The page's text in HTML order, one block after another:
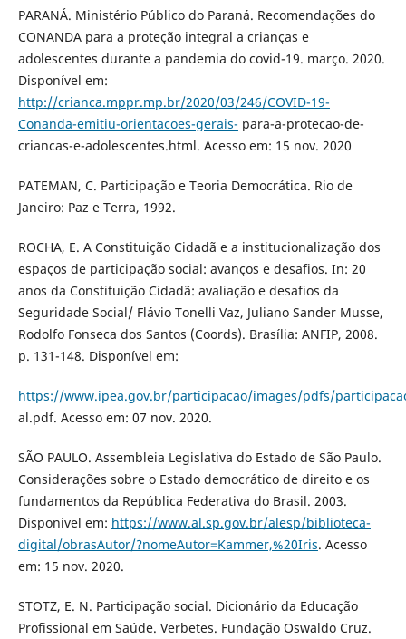
PARANÁ. Ministério Público do Paraná. Recomendações do
CONANDA para a proteção integral a crianças e
adolescentes durante a pandemia do covid-19. março. 2020.
Disponível em:
http://crianca.mppr.mp.br/2020/03/246/COVID-19-
Conanda-emitiu-orientacoes-gerais- para-a-protecao-de-
criancas-e-adolescentes.html. Acesso em: 15 nov. 2020
PATEMAN, C. Participação e Teoria Democrática. Rio de
Janeiro: Paz e Terra, 1992.
ROCHA, E. A Constituição Cidadã e a institucionalização dos
espaços de participação social: avanços e desafios. In: 20
anos da Constituição Cidadã: avaliação e desafios da
Seguridade Social/ Flávio Tonelli Vaz, Juliano Sander Musse,
Rodolfo Fonseca dos Santos (Coords). Brasília: ANFIP, 2008.
p. 131-148. Disponível em:
https://www.ipea.gov.br/participacao/images/pdfs/
al.pdf. Acesso em: 07 nov. 2020.
SÃO PAULO. Assembleia Legislativa do Estado de São Paulo.
Considerações sobre o Estado democrático de direito e os
fundamentos da República Federativa do Brasil. 2003.
Disponível em: https://www.al.sp.gov.br/alesp/biblioteca-
digital/obrasAutor/?nomeAutor=Kammer,%20Iris. Acesso
em: 15 nov. 2020.
STOTZ, E. N. Participação social. Dicionário da Educação
Profissional em Saúde. Verbetes. Fundação Oswaldo Cruz.